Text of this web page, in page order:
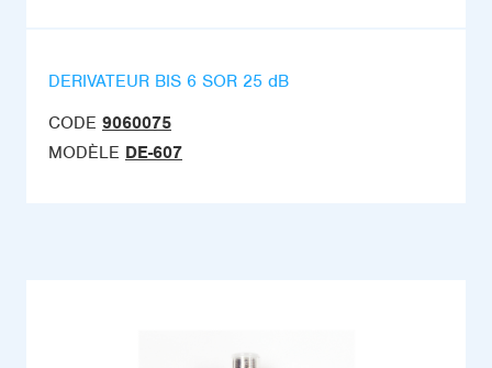
DERIVATEUR BIS 6 SOR 25 dB
CODE 9060075
MODÈLE DE-607